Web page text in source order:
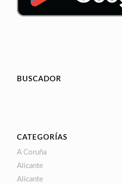
BUSCADOR
CATEGORÍAS
A Coruña
Alicante
Alicante